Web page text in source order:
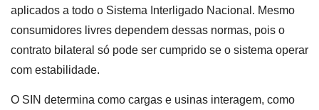
aplicados a todo o Sistema Interligado Nacional. Mesmo
consumidores livres dependem dessas normas, pois o
contrato bilateral só pode ser cumprido se o sistema operar
com estabilidade.
O SIN determina como cargas e usinas interagem, como